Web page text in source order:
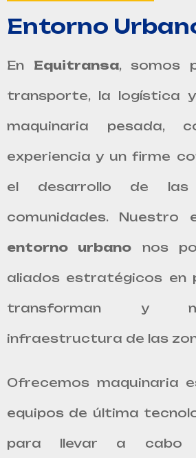
Entorno
En Equitransa, somos
transporte, la logística
maquinaria pesada,
experiencia y un firme
el desarrollo de las
comunidades. Nuestro
entorno urbano nos
aliados estratégicos en
transforman y
infraestructura de las
Ofrecemos maquinaria
equipos de última
para llevar a cabo